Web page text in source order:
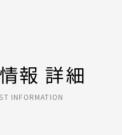
報 詳細
INFORMATION